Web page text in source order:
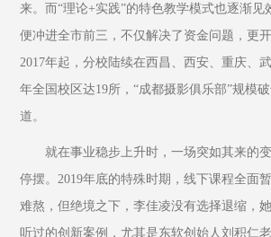
来。而“理论+实践”的特色教学模式也逐渐见
便冲进全市前三，不仅解决了资金问题，更
2017年起，分校陆续在西昌、西安、重庆、
年全国校区达19所，“成都摄影俱乐部”规模
道。
就在事业稳步上升时，一场突如其来的
停摆。2019年底的特殊时期，线下课程全面
难熬，但绝境之下，李佳凌没有选择退缩，
听过的创新案例，尤其是东软创始人刘积仁